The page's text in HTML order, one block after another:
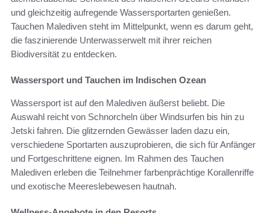
und gleichzeitig aufregende Wassersportarten genießen.
Tauchen Malediven steht im Mittelpunkt, wenn es darum geht,
die faszinierende Unterwasserwelt mit ihrer reichen
Biodiversität zu entdecken.
Wassersport und Tauchen im Indischen Ozean
Wassersport ist auf den Malediven äußerst beliebt. Die
Auswahl reicht von Schnorcheln über Windsurfen bis hin zu
Jetski fahren. Die glitzernden Gewässer laden dazu ein,
verschiedene Sportarten auszuprobieren, die sich für Anfänger
und Fortgeschrittene eignen. Im Rahmen des Tauchen
Malediven erleben die Teilnehmer farbenprächtige Korallenriffe
und exotische Meereslebewesen hautnah.